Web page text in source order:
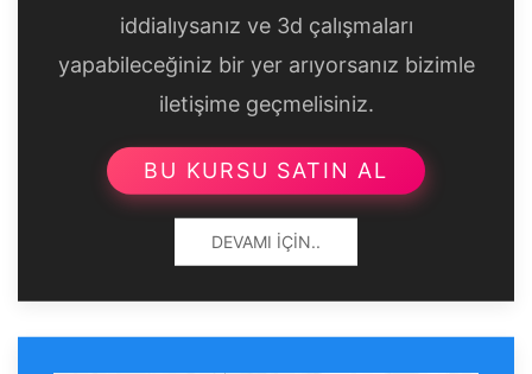
iddialıysanız ve 3d çalışmaları
yapabileceğiniz bir yer arıyorsanız bizimle
iletişime geçmelisiniz.
BU KURSU SATIN AL
DEVAMI İÇIN..